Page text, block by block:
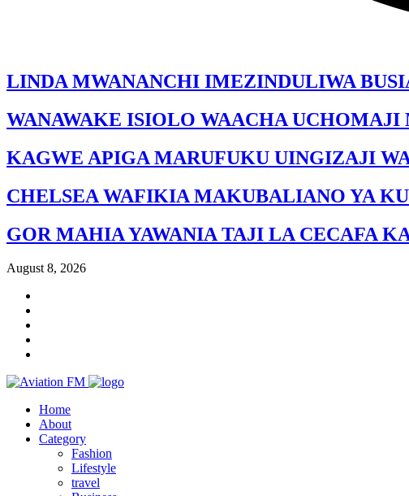
LINDA MWANANCHI IMEZINDULIWA
WANAWAKE ISIOLO WAACHA UCHOMAJI
KAGWE APIGA MARUFUKU UINGIZAJI
CHELSEA WAFIKIA MAKUBALIANO YA
GOR MAHIA YAWANIA TAJI LA CECAFA
August 8, 2026
Home
About
Category
Fashion
Lifestyle
travel